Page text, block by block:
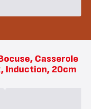
Casserole
Induction, 20cm